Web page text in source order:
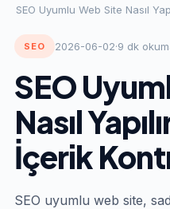
SEO Uyumlu Web Site Nasıl
SEO 2026-06-02·9 dk
SEO
Nasıl
İçerik
SEO uyumlu web site,